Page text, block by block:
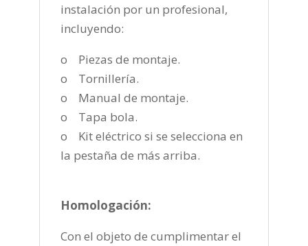
instalación por un profesional,
incluyendo:
o Piezas de montaje.
o Tornillería.
o Manual de montaje.
o Tapa bola.
o Kit eléctrico si se selecciona en
la pestaña de más arriba.
Homologación:
Con el objeto de cumplimentar el